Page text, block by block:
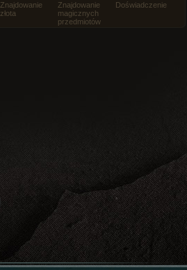
Znajdowanie
złota
Znajdowanie
magicznych
przedmiotów
Doświadczenie